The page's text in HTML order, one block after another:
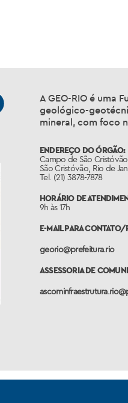
A GEO-RIO é uma
geológico-
mineral, com foco
ENDEREÇO DO ÓRGÃO:
Campo de São
São Cristóvão, Rio de
Tel. (21) 3878-7878
HORÁRIO DE
9h às 17h
E-MAIL PARA
georio@prefeitura.rio
ASSESSORIA DE